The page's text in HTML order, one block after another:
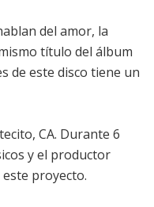
del amor, la
título del álbum
de este disco tiene un
CA. Durante 6
y el productor
proyecto.